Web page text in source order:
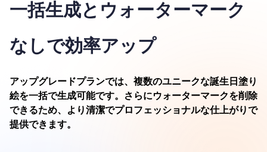
一括生成とウォーターマーク
なしで効率アップ
アップグレードプランでは、複数のユニークな誕生日塗り
絵を一括で生成可能です。さらにウォーターマークを削除
できるため、より清潔でプロフェッショナルな仕上がりで
提供できます。